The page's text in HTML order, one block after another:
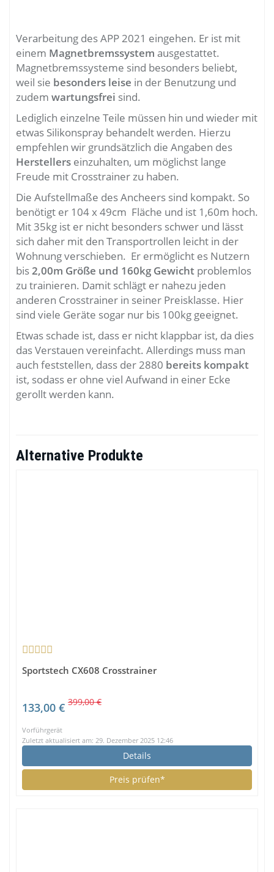
Verarbeitung des APP 2021 eingehen. Er ist mit
einem Magnetbremssystem ausgestattet.
Magnetbremssysteme sind besonders beliebt,
weil sie besonders leise in der Benutzung und
zudem wartungsfrei sind.
Lediglich einzelne Teile müssen hin und wieder mit
etwas Silikonspray behandelt werden. Hierzu
empfehlen wir grundsätzlich die Angaben des
Herstellers einzuhalten, um möglichst lange
Freude mit Crosstrainer zu haben.
Die Aufstellmaße des Ancheers sind kompakt. So
benötigt er 104 x 49cm Fläche und ist 1,60m hoch.
Mit 35kg ist er nicht besonders schwer und lässt
sich daher mit den Transportrollen leicht in der
Wohnung verschieben. Er ermöglicht es Nutzern
bis2,00m Größe und 160kg Gewicht problemlos
zu trainieren. Damit schlägt er nahezu jeden
anderen Crosstrainer in seiner Preisklasse. Hier
sind viele Geräte sogar nur bis 100kg geeignet.
Etwas schade ist, dass er nicht klappbar ist, da dies
das Verstauen vereinfacht. Allerdings muss man
auch feststellen, dass der 2880 bereits kompakt
ist, sodass er ohne viel Aufwand in einer Ecke
gerollt werden kann.
Alternative Produkte
Sportstech CX608 Crosstrainer
133,00 € 399,00 €
Vorführgerät
Zuletzt aktualisiert am: 29. Dezember 2025 12:46
Details
Preis prüfen*